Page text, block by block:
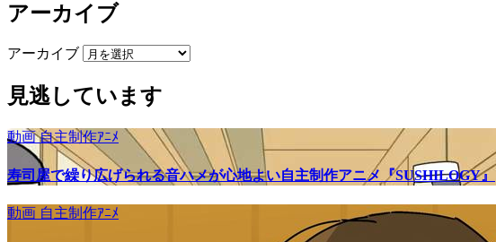
アーカイブ
アーカイブ
見逃しています
動画自主制作ｱﾆﾒ
寿司屋で繰り広げられる音ハメが心地よい自主制作アニメ『SUSHILOGY』
動画 自主制作ｱﾆﾒ